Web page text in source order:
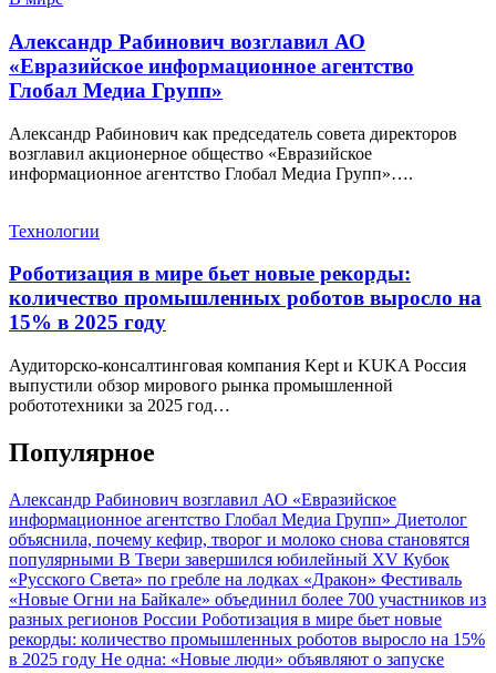
Александр Рабинович возглавил АО
«Евразийское информационное агентство
Глобал Медиа Групп»
Александр Рабинович как председатель совета директоров
возглавил акционерное общество «Евразийское
информационное агентство Глобал Медиа Групп»….
Технологии
Роботизация в мире бьет новые рекорды:
количество промышленных роботов выросло на
15% в 2025 году
Аудиторско-консалтинговая компания Kept и KUKA Россия
выпустили обзор мирового рынка промышленной
робототехники за 2025 год…
Популярное
Александр Рабинович возглавил АО «Евразийское
информационное агентство Глобал Медиа Групп» Диетолог
объяснила, почему кефир, творог и молоко снова становятся
популярными В Твери завершился юбилейный XV Кубок
«Русского Света» по гребле на лодках «Дракон» Фестиваль
«Новые Огни на Байкале» объединил более 700 участников из
разных регионов России Роботизация в мире бьет новые
рекорды: количество промышленных роботов выросло на 15%
в 2025 году Не одна: «Новые люди» объявляют о запуске